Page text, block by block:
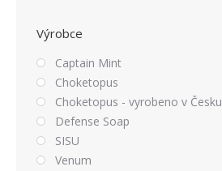
Výrobce
Captain Mint
Choketopus
Choketopus - vyrobeno v Česku
Defense Soap
SISU
Venum